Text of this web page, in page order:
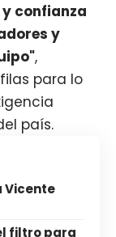
confianza
y
,
para lo
país.
Vicente
filtro para